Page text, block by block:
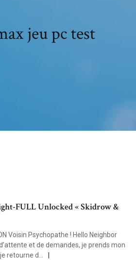
jeu pc test
FULL Unlocked « Skidrow &
Voisin Psychopathe ! Hello Neighbor
et de demandes, je prends mon
retourne d...